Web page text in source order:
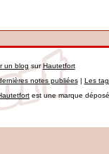
un blog surHautetfort
notes publiées| Les
est une marque